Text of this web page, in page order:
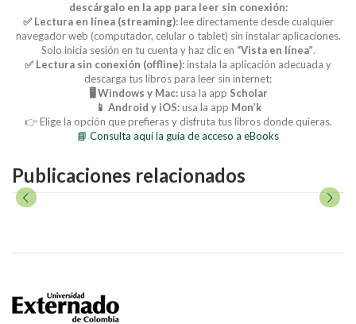
descárgalo en la app para leer sin conexión:
✅ Lectura en línea (streaming):lee directamente desde cualquier
navegador web (computador, celular o tablet) sin instalar aplicaciones.
Solo inicia sesión en tu cuenta y haz clic en “Vista en línea”.
✅ Lectura sin conexión (offline):instala la aplicación adecuada y
descarga tus libros para leer sin internet:
🖥️ Windows y Mac:usa la app Scholar
📱 Android y iOS:usa la app Mon’k
👉 Elige la opción que prefieras y disfruta tus libros donde quieras.
📘 Consulta aquí la guía de acceso a eBooks
Publicaciones relacionados